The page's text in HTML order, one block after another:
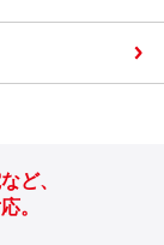
ど、
。